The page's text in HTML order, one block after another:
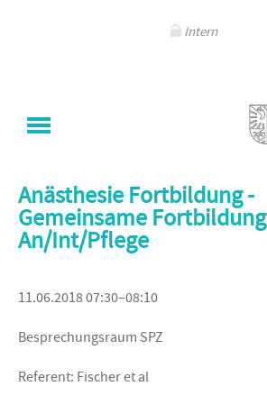
Intern
Anästhesie Fortbildung -
Gemeinsame Fortbildung
An/Int/Pflege
11.06.2018 07:30–08:10
Besprechungsraum SPZ
Referent: Fischer et al